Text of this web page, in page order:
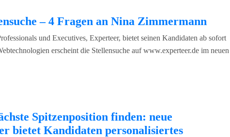
– 4 Fragen an Nina Zimmermann
und Executives, Experteer, bietet seinen Kandidaten ab sofort
erscheint die Stellensuche auf www.experteer.de im neuen
Spitzenposition finden: neue
bietet Kandidaten personalisiertes